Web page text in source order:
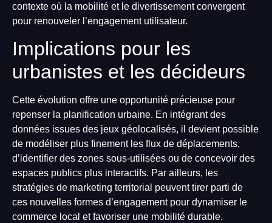
contexte où la mobilité et le divertissement convergent
pour renouveler l’engagement utilisateur.
Implications pour les
urbanistes et les décideurs
Cette évolution offre une opportunité précieuse pour
repenser la planification urbaine. En intégrant des
données issues des jeux géolocalisés, il devient possible
de modéliser plus finement les flux de déplacements,
d’identifier des zones sous-utilisées ou de concevoir des
espaces publics plus interactifs. Par ailleurs, les
stratégies de marketing territorial peuvent tirer parti de
ces nouvelles formes d’engagement pour dynamiser le
commerce local et favoriser une mobilité durable.